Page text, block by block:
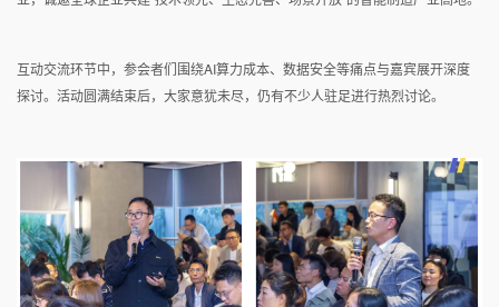
互动交流环节中，参会者们围绕AI算力成本、数据安全等痛点与嘉宾展开深度
探讨。活动圆满结束后，大家意犹未尽，仍有不少人驻足进行热烈讨论。‌